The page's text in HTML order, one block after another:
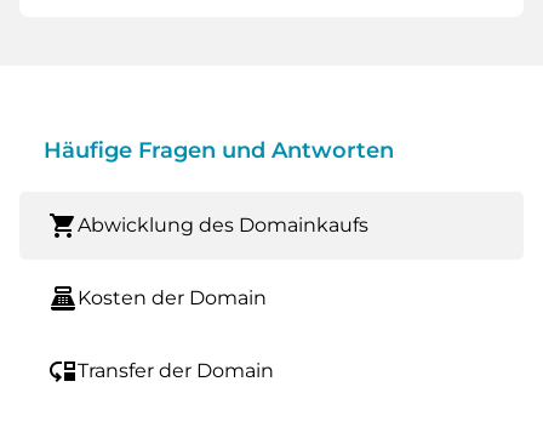
Häufige Fragen und Antworten
shopping_cartAbwicklung des Domainkaufs
point_of_saleKosten der Domain
move_downTransfer der Domain